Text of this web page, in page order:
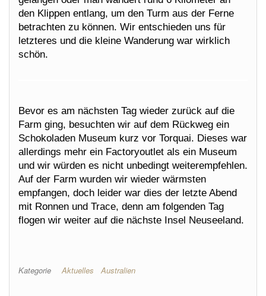
den Klippen entlang, um den Turm aus der Ferne
betrachten zu können. Wir entschieden uns für
letzteres und die kleine Wanderung war wirklich
schön.
Bevor es am nächsten Tag wieder zurück auf die
Farm ging, besuchten wir auf dem Rückweg ein
Schokoladen Museum kurz vor Torquai. Dieses war
allerdings mehr ein Factoryoutlet als ein Museum
und wir würden es nicht unbedingt weiterempfehlen.
Auf der Farm wurden wir wieder wärmsten
empfangen, doch leider war dies der letzte Abend
mit Ronnen und Trace, denn am folgenden Tag
flogen wir weiter auf die nächste Insel Neuseeland.
Kategorie Aktuelles Australien